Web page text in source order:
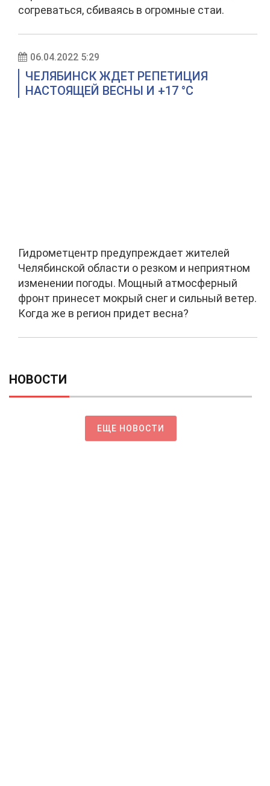
согреваться, сбиваясь в огромные стаи.
06.04.2022 5:29
ЧЕЛЯБИНСК ЖДЕТ РЕПЕТИЦИЯ
НАСТОЯЩЕЙ ВЕСНЫ И +17 °С
Гидрометцентр предупреждает жителей
Челябинской области о резком и неприятном
изменении погоды. Мощный атмосферный
фронт принесет мокрый снег и сильный ветер.
Когда же в регион придет весна?
НОВОСТИ
ЕЩЕ НОВОСТИ